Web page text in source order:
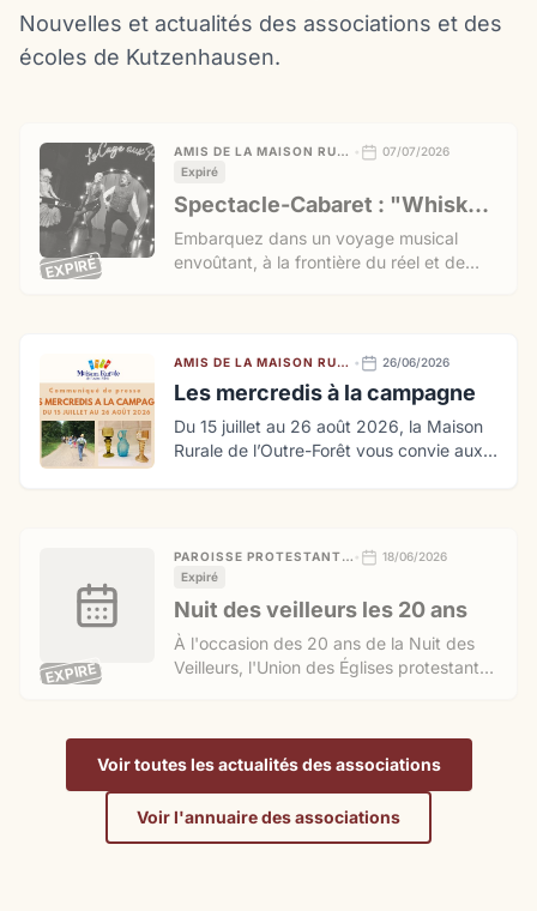
Nouvelles et actualités des associations et des
écoles de Kutzenhausen.
EXPIRÉ
AMIS DE LA MAISON RURALE DE L’OUTRE-FORÊT (AMROF) •
07/07/2026
Expiré
Spectacle-Cabaret : "Whisky Bar" par la compagnie La Cage aux Piafs
Embarquez dans un voyage musical
envoûtant, à la frontière du réel et de
La Cage aux Piafs vous ouvre les portes
d'un cabaret poétique et décalé avec sa
création revisitée : "Whisky Bar".
AMIS DE LA MAISON RURALE DE L’OUTRE-FORÊT (AMROF) • 26/06/2026
Les mercredis à la campagne
Du 15 juillet au 26 août 2026, la Maison
Rurale de l’Outre-Forêt vous convie aux
de l’Alsace de la 1 moitié du XX siècle !
EXPIRÉ
PAROISSE PROTESTANTE DE KUTZENHAUSEN •
18/06/2026
Expiré
Nuit des veilleurs les 20 ans
À l'occasion des 20 ans de la Nuit des
Veilleurs, l'Union des Églises protestantes
vous unique.
Voir toutes les actualités des associations
Voir l'annuaire des associations